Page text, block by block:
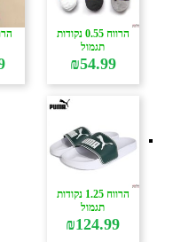
הרווח 0.55 נקודות
תגמול
₪54.99
הרווח 1.25 נקודות
תגמול
₪124.99